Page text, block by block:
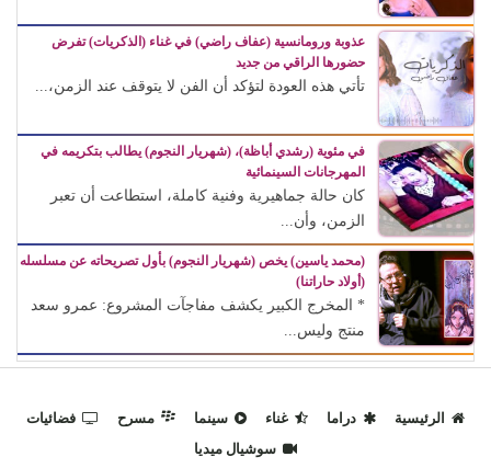
عذوبة ورومانسية (عفاف راضي) في غناء (الذكريات) تفرض
حضورها الراقي من جديد
تأتي هذه العودة لتؤكد أن الفن لا يتوقف عند الزمن،...
في مئوية (رشدي أباظة)، (شهريار النجوم) يطالب بتكريمه في
المهرجانات السينمائية
كان حالة جماهيرية وفنية كاملة، استطاعت أن تعبر
الزمن، وأن...
(محمد ياسين) يخص (شهريار النجوم) بأول تصريحاته عن مسلسله
(أولاد حاراتنا)
* المخرج الكبير يكشف مفاجآت المشروع: عمرو سعد
منتج وليس...
الرئيسية دراما غناء سينما مسرح
فضائيات
سوشيال ميديا